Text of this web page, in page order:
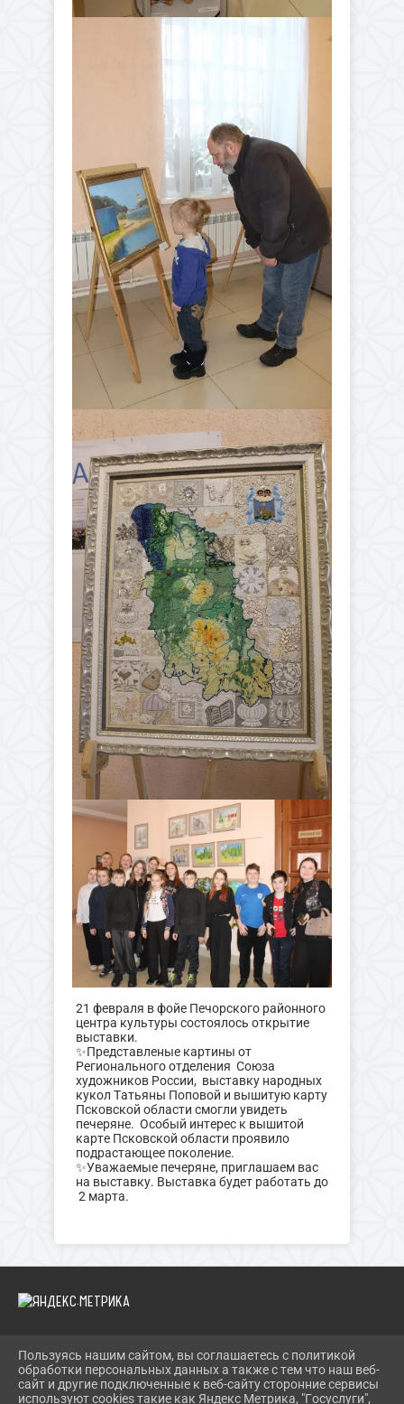
21 февраля в фойе Печорского районного
центра культуры состоялось открытие
выставки.
✨️Представленые картины от
Регионального отделения Союза
художников России, выставку народных
кукол Татьяны Поповой и вышитую карту
Псковской области смогли увидеть
печеряне. Особый интерес к вышитой
карте Псковской области проявило
подрастающее поколение.
✨️Уважаемые печеряне, приглашаем вас
на выставку. Выставка будет работать до
2 марта.
2026 Г. PECHORY-RCK.RU
ВХОД
КАРТА САЙТА
Пользуясь нашим сайтом, вы соглашаетесь с политикой
обработки персональных данных а также с тем что наш веб-
сайт и другие подключенные к веб-сайту сторонние сервисы
используют cookies такие как Яндекс Метрика, "Госуслуги",